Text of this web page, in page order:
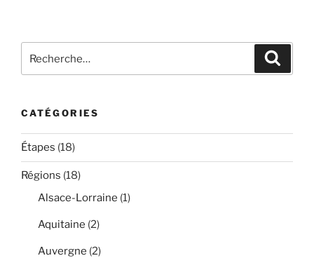
pour
CATÉGORIES
Étapes (18)
Régions (18)
Alsace-Lorraine (1)
Aquitaine (2)
Auvergne (2)